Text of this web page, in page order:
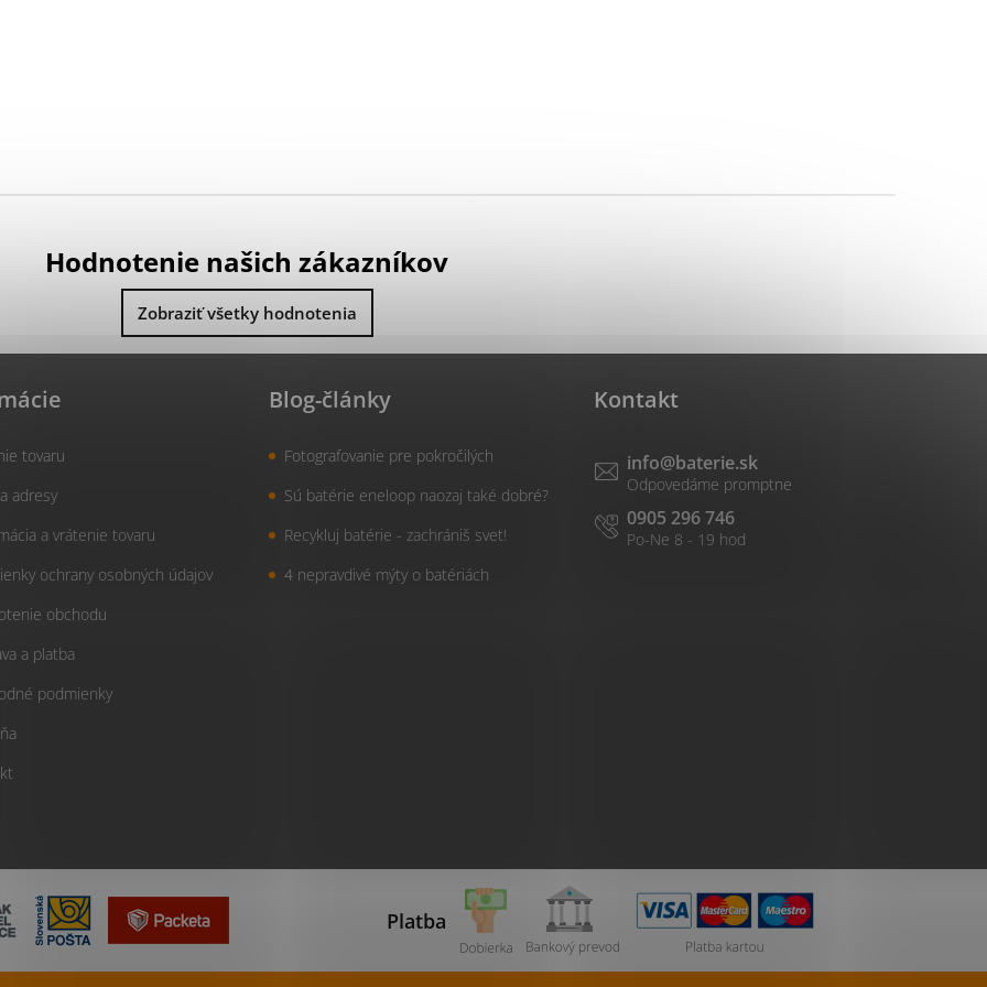
Hodnotenie našich zákazníkov
Zobraziť všetky hodnotenia
tovaru
adresy
a vrátenie tovaru
ochrany osobných údajov
obchodu
a platba
podmienky
Blog-články
Fotografovanie pre pokročilých
Sú batérie eneloop naozaj také dobré?
Recykluj batérie - zachrániš svet!
4 nepravdivé mýty o batériách
Kontakt
info@baterie.sk
0905 296 746
Platba